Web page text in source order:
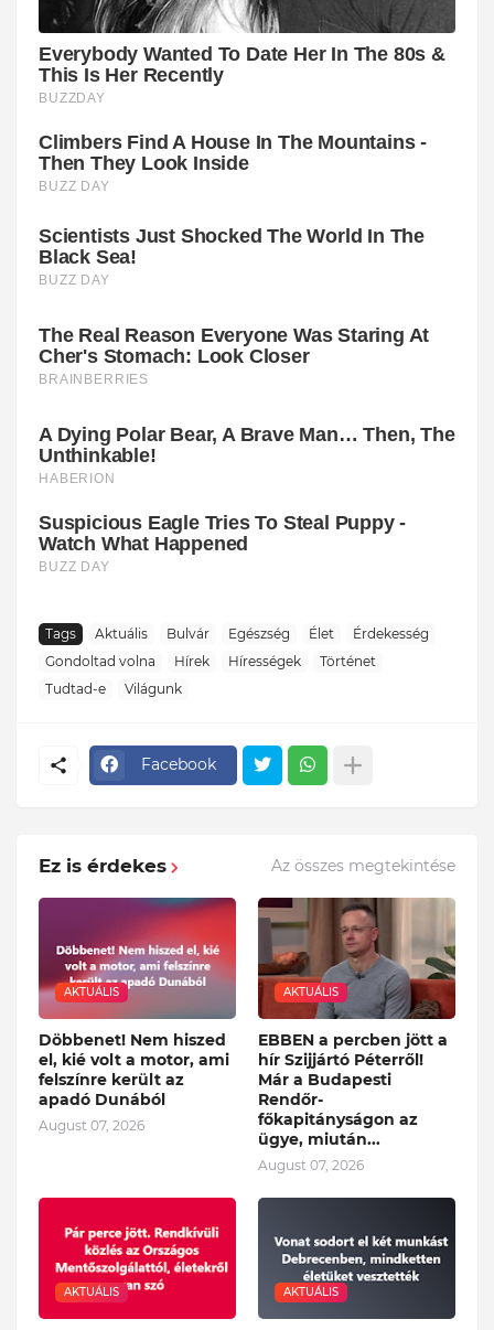
Tags Aktuális Bulvár Egészség Élet
Érdekesség
Gondoltad volna
Hírek Hírességek
Történet
Tudtad-e
Világunk
Facebook
Ez is érdekes Az összes megtekintése
AKTUÁLIS
Döbbenet! Nem hiszed
el, kié volt a motor, ami
felszínre került az
apadó Dunából
August 07, 2026
AKTUÁLIS
EBBEN a percben jött a
hír Szijjártó Péterről!
Már a Budapesti
Rendőr-
főkapitányságon az
ügye, miután...
August 07, 2026
AKTUÁLIS AKTUÁLIS